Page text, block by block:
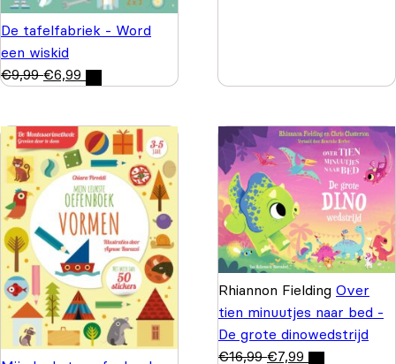
De tafelfabriek - Word
een wiskid
€9,99 €6,99
Rhiannon Fielding Over
tien minuutjes naar bed -
De grote dinowedstrijd
€16,99 €7,99